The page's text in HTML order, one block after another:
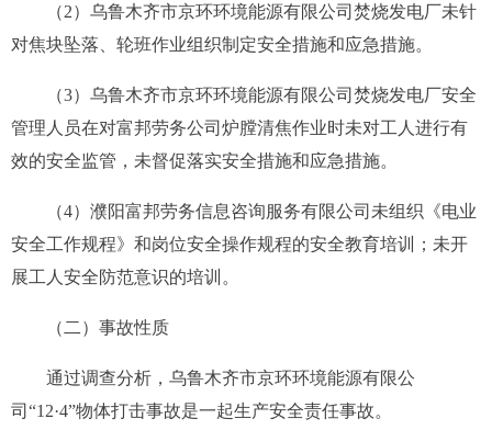
（2）乌鲁木齐市京环环境能源有限公司 焚烧发电厂未针
对焦块坠落 、轮班作业组织制定安全措施和应急措施。
（3）乌鲁木齐市京环环境能源有限公司焚烧发电厂安全
管理人员在对富邦劳务公司炉膛清焦作业时未对工人进行有
效的安全监管，未督促落实安全措施和应急措施。
（4）濮阳富邦劳务信息咨询服务有限公司未组织 《电业
安全工作规程》 和岗位安全操作规程的安全教育培训；未开
展工人安全防范意识的培训 。
（二）事故性质
通过调查分析，乌鲁木齐市京环环境能源有限公
司“12·4”物体打击事故是一起生产安全责任事故。